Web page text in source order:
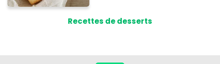
Recettes de desserts